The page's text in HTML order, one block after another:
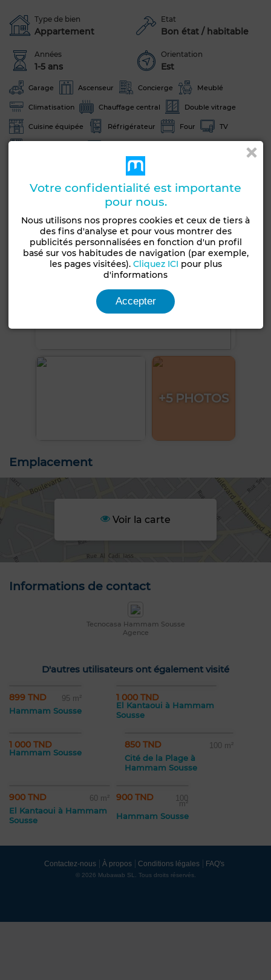
Type de bien
Appartement
Etat
Bon état / habitable
Années
1-5 ans
Orientation
Est
Garage Ascenseur Concierge Meublé
Climatisation Chauffage central Double vitrage
Cuisine équipée Réfrigérateur Four TV
+5 PHOTOS
Emplacement
Voir la carte
Informations de contact
Tecnocasa Hammam Sousse
Agence
D'autres utilisateurs ont également visité
899 TND 95 m²
Hammam Sousse
1 000 TND
El Kantaoui à Hammam
Sousse
1 000 TND
Hammam Sousse
850 TND 100 m²
Cité de la Plage à
Hammam Sousse
900 TND 60 m²
El Kantaoui à Hammam
Sousse
900 TND 100
m²
Hammam Sousse
Contactez-nous À propos Conditions légales FAQ's
© 2026 Mubawab SL. Tous droits réservés.
Votre confidentialité est importante
pour nous.
Nous utilisons nos propres cookies et ceux de tiers à
des fins d'analyse et pour vous montrer des
publicités personnalisées en fonction d'un profil
basé sur vos habitudes de navigation (par exemple,
les pages visitées). Cliquez ICI pour plus
d'informations
Accepter